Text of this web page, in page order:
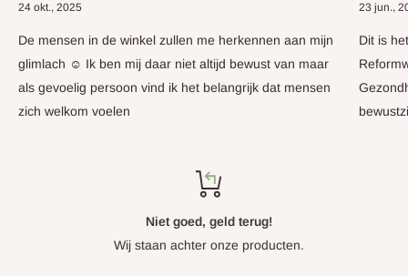
24 okt., 2025
De mensen in de winkel zullen me herkennen aan mijn
glimlach ☺️ Ik ben mij daar niet altijd bewust van maar
als gevoelig persoon vind ik het belangrijk dat mensen
zich welkom voelen
23 jun.,
Dit is
Niet goed, geld terug!
Wij staan achter onze producten.